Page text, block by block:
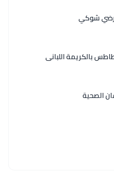
شوكي
بالكريمة اللبانى
الصحية